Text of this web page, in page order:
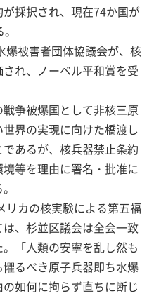
採択され、現在74か国が
被害者団体協議会が、核
れ、ノーベル平和賞を受
争被爆国として非核三原
界の実現に向けた橋渡し
あるが、核兵器禁止条約
等を理由に署名・批准に
カの核実験による第五福
、杉並区議会は全会一致
「人類の安寧を乱し然も
るべき原子兵器即ち水爆
如何に拘らず直ちに断じ